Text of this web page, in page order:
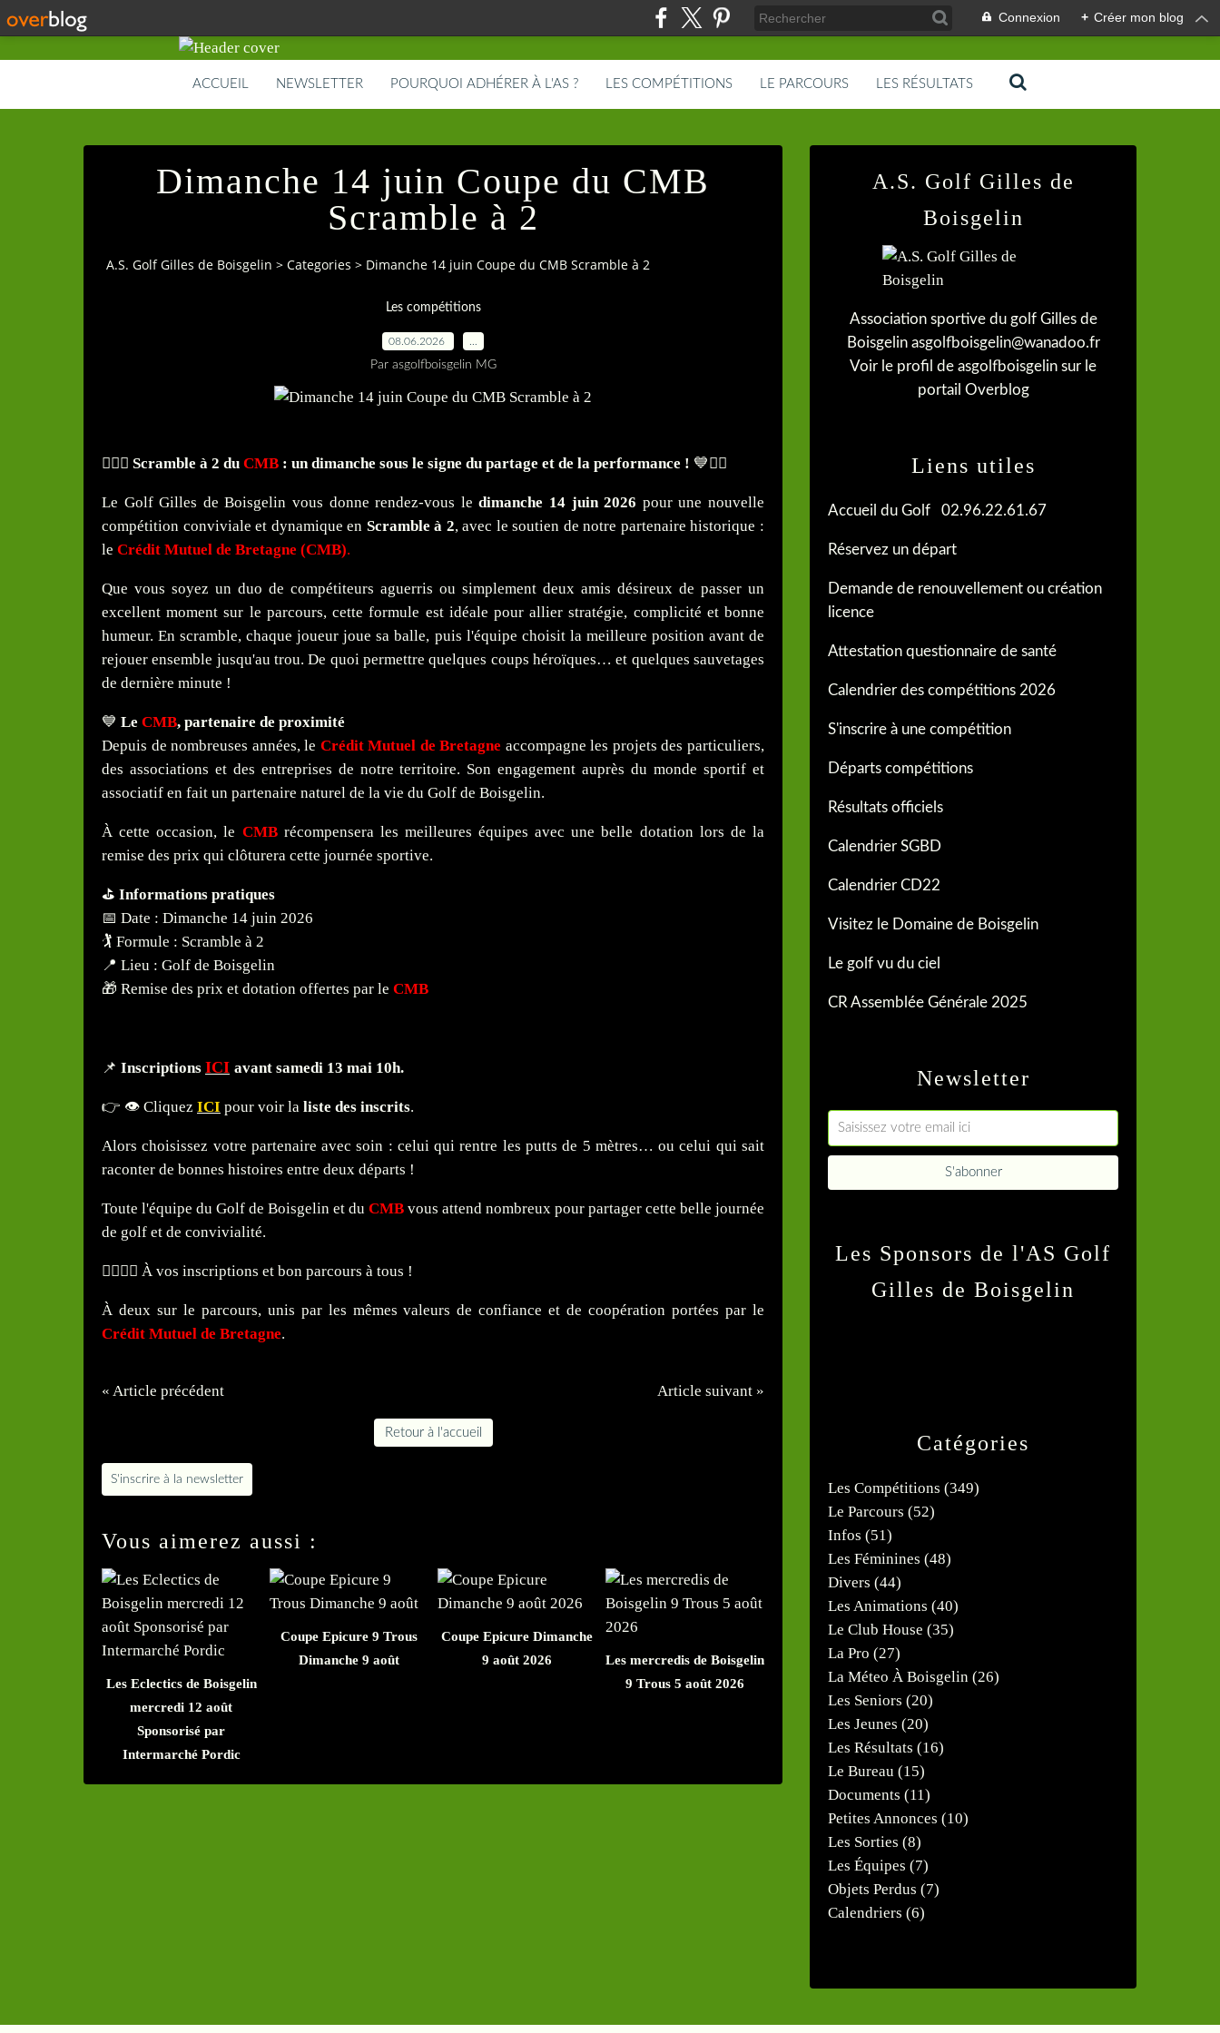
Connexion + Créer mon blog
ACCUEIL NEWSLETTER POURQUOI ADHÉRER À L'AS ? LES COMPÉTITIONS LE PARCOURS LES RÉSULTATS
Dimanche 14 juin Coupe du CMB
Scramble à 2
A.S. Golf Gilles de Boisgelin > Categories > Dimanche 14 juin Coupe du CMB Scramble à 2
Les compétitions
08.06.2026
Par asgolfboisgelin MG
🏌️‍♂️💙 Scramble à 2 du CMB : un dimanche sous le signe du partage et de la performance ! 💙🏌️‍♀️
Le Golf Gilles de Boisgelin vous donne rendez-vous ledimanche 14 juin 2026 pour une nouvelle
compétition conviviale et dynamique en Scramble à 2, avec le soutien de notre partenaire historique :
le Crédit Mutuel de Bretagne (CMB).
Que vous soyez un duo de compétiteurs aguerris ou simplement deux amis désireux de passer un
excellent moment sur le parcours, cette formule est idéale pour allier stratégie, complicité et bonne
humeur. En scramble, chaque joueur joue sa balle, puis l'équipe choisit la meilleure position avant de
rejouer ensemble jusqu'au trou. De quoi permettre quelques coups héroïques… et quelques sauvetages
de dernière minute !
💙 Le CMB, partenaire de proximité
Depuis de nombreuses années, le Crédit Mutuel de Bretagne accompagne les projets des particuliers,
des associations et des entreprises de notre territoire. Son engagement auprès du monde sportif et
associatif en fait un partenaire naturel de la vie du Golf de Boisgelin.
À cette occasion, le CMBrécompensera les meilleures équipes avec une belle dotation lors de la
remise des prix qui clôturera cette journée sportive.
⛳ Informations pratiques
📅 Date : Dimanche 14 juin 2026
🏌️ Formule : Scramble à 2
📍 Lieu : Golf de Boisgelin
🎁 Remise des prix et dotation offertes par le CMB
📌 Inscriptions ICI avant samedi 13 mai 10h.
👉 👁️ Cliquez ICI pour voir la liste des inscrits.
Alors choisissez votre partenaire avec soin : celui qui rentre les putts de 5 mètres… ou celui qui sait
raconter de bonnes histoires entre deux départs !
Toute l'équipe du Golf de Boisgelin et du CMB vous attend nombreux pour partager cette belle journée
de golf et de convivialité.
🏌️‍♂️🏌️‍♀️ À vos inscriptions et bon parcours à tous !
À deux sur le parcours, unis par les mêmes valeurs de confiance et de coopération portées par le
Crédit Mutuel de Bretagne.
« Article précédent Article suivant »
Retour à l'accueil
S'inscrire à la newsletter
Vous aimerez aussi :
Les Eclectics de Boisgelin
mercredi 12 août
Sponsorisé par
Intermarché Pordic
Coupe Epicure 9 Trous
Dimanche 9 août
Coupe Epicure Dimanche
9 août 2026
Les mercredis de Boisgelin
9 Trous 5 août 2026
Newsletter
Catégories
Les Compétitions (349)
Le Parcours (52)
Infos (51)
Les Féminines (48)
Divers (44)
Les Animations (40)
Le Club House (35)
La Pro (27)
La Méteo À Boisgelin (26)
Les Seniors (20)
Les Jeunes (20)
Les Résultats (16)
Le Bureau (15)
Documents (11)
Petites Annonces (10)
Les Sorties (8)
Les Équipes (7)
Objets Perdus (7)
Calendriers (6)
A.S. Golf Gilles de
Boisgelin
Association sportive du golf Gilles de
Boisgelin asgolfboisgelin@wanadoo.fr
Voir le profil de asgolfboisgelin sur le
portail Overblog
Liens utiles
Accueil du Golf 02.96.22.61.67
Réservez un départ
Demande de renouvellement ou création
licence
Attestation questionnaire de santé
Calendrier des compétitions 2026
S'inscrire à une compétition
Départs compétitions
Résultats officiels
Calendrier SGBD
Calendrier CD22
Visitez le Domaine de Boisgelin
Le golf vu du ciel
CR Assemblée Générale 2025
Les Sponsors de l'AS Golf
Gilles de Boisgelin